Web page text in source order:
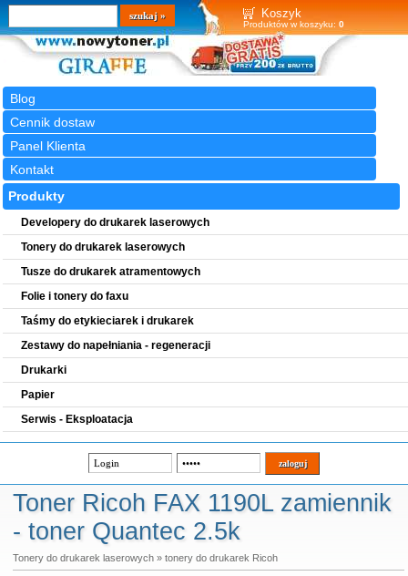
Koszyk
Produktów w koszyku: 0
Blog
Cennik dostaw
Panel Klienta
Kontakt
Wyszukiwarka
szukaj
Produkty
Developery do drukarek laserowych
Tonery do drukarek laserowych
Tusze do drukarek atramentowych
Folie i tonery do faxu
Taśmy do etykieciarek i drukarek
Zestawy do napełniania - regeneracji
Drukarki
Papier
Serwis - Eksploatacja
Toner Ricoh FAX 1190L zamiennik
- toner Quantec 2.5k
Tonery do drukarek laserowych» tonery do drukarek Ricoh